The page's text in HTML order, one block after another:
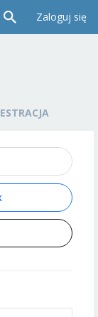
Zaloguj się